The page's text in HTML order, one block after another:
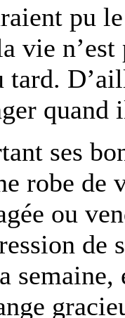
pu
vie n’est
tard.
ses
robe de
ou
de